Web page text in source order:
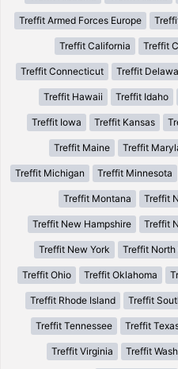
Treffit Armed Forces Europe
Treffit California Treffit
Treffit Connecticut Treffit
Treffit Hawaii Treffit Idaho
Treffit Iowa Treffit Kansas
Treffit Maine Treffit
Treffit Michigan Treffit Minnesota
Treffit Montana Treffit
Treffit New Hampshire Treffit
Treffit New York Treffit North
Treffit Ohio Treffit Oklahoma
Treffit Rhode Island Treffit
Treffit Tennessee Treffit
Treffit Virginia Treffit